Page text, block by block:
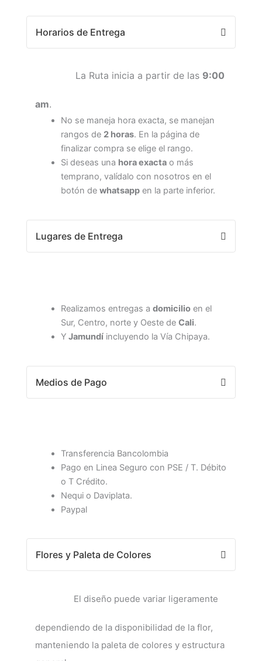
Horarios de Entrega
La Ruta inicia a partir de las 9:00
am.
No se maneja hora exacta, se manejan
rangos de 2 horas. En la página de
finalizar compra se elige el rango.
Si deseas una hora exactao más
temprano, valídalo con nosotros en el
botón de whatsappen la parte inferior.
Lugares de Entrega
Realizamos entregas a domicilioen el
Sur, Centro, norte y Oeste de Cali.
Y Jamundíincluyendo la Vía Chipaya.
Medios de Pago
Transferencia Bancolombia
Pago en Linea Seguro con PSE / T. Débito
o T Crédito.
Nequi o Daviplata.
Paypal
Flores y Paleta de Colores
El diseño puede variar ligeramente
dependiendo de la disponibilidad de la flor,
manteniendo la paleta de colores y estructura